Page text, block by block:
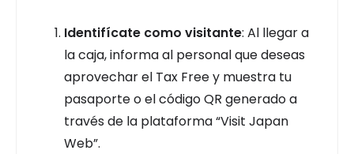
Identifícate como visitante: Al llegar a
la caja, informa al personal que deseas
aprovechar el Tax Free y muestra tu
pasaporte o el código QR generado a
través de la plataforma “Visit Japan
Web”.